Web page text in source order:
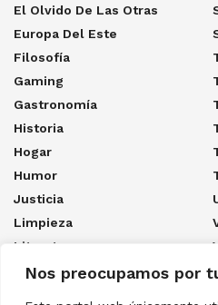
Nos preocupamos por
El Olvido De Las Otras
Europa Del Este
Filosofía
Gaming
Gastronomía
Historia
Hogar
Humor
Justicia
Limpieza
Literatura
Los Cuatro Naufragios Del
Capitán